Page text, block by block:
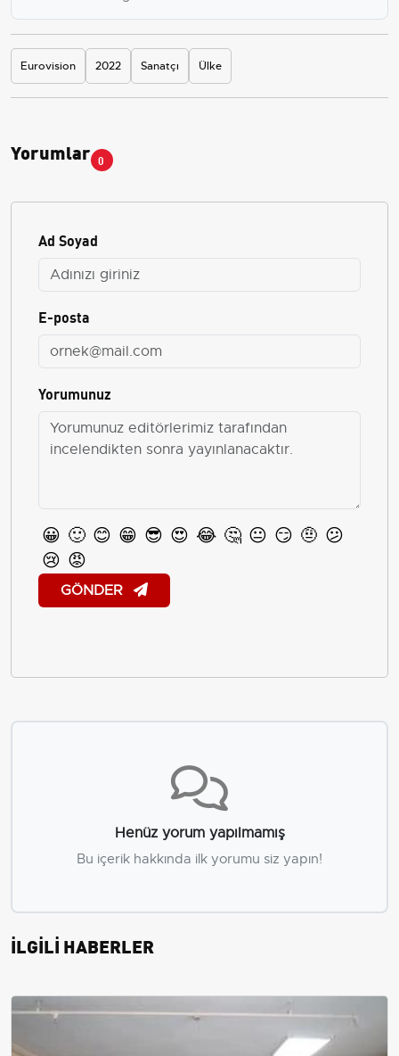
Eurovision 2022 Sanatçı Ülke
Yorumlar 0
Ad Soyad
E-posta
Yorumunuz
😀 🙂 😊 😁 😎 😍 😂 🤔 😐 😏 🤨 😕
😢 😡
GÖNDER
Henüz yorum yapılmamış
Bu içerik hakkında ilk yorumu siz yapın!
İLGİLİ HABERLER